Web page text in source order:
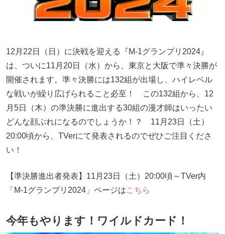
12月22日（日）に決戦を迎える『M-1グランプリ2024』
は、ついに11月20日（水）から、東京と大阪で準々決勝が
開催されます。準々決勝には132組が出場し、ハイレベル
な戦いが繰り広げられること必至！ この132組から、12
月5日（木）の準決勝に進出する30組の漫才師はいったい
どんな顔ぶれになるのでしょうか！？ 11月23日（土）
20:00頃から、TVerにて発表されるのでぜひご注目くださ
い！
【準決勝進出者発表】11月23日（土）20:00頃～TVer内
「M-1グランプリ2024」ページはこちら
今年もやります！ワイルドカード！